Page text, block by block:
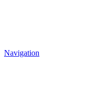
Navigation